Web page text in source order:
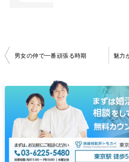
投
ナ
ー
男女の仲で一番頑張る時期